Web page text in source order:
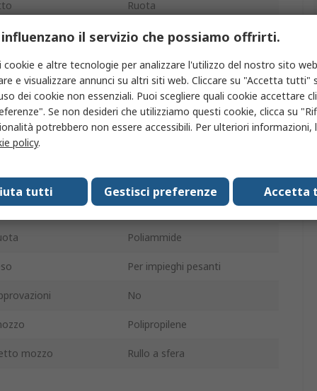
Ruota
125mm
250kg
155mm
Acciaio pressato
Zincato e passivato
Girevole
Poliammide
Per impieghi pesanti
No
Polipropilene
mozzo Rullo a sfera
il servizio che possiamo offrirti.
cookie e altre tecnologie per analizzare l'utilizzo del nostro sito
e visualizzare annunci su altri siti web. Cliccare su "Accetta tutti"
dei cookie non essenziali. Puoi scegliere quali cookie accettare
Se non desideri che utilizziamo questi cookie, clicca su
potrebbero non essere accessibili. Per ulteriori informazioni,
policy.
Accetta
Gestisci preferenze
tutti